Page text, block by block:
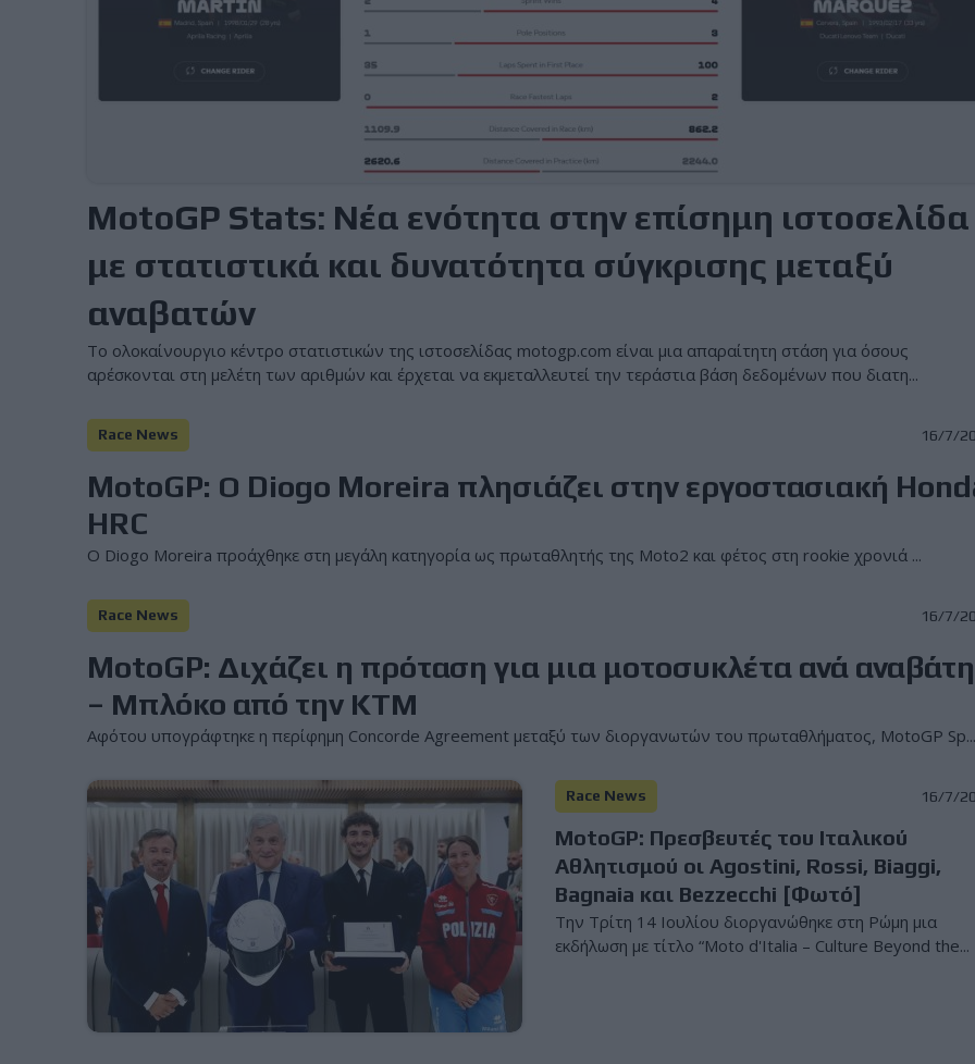
MotoGP Stats: Νέα ενότητα στην επίσημη ιστοσελίδα
με στατιστικά και δυνατότητα σύγκρισης μεταξύ
αναβατών
Το ολοκαίνουργιο κέντρο στατιστικών της ιστοσελίδας motogp.com είναι μια απαραίτητη στάση για όσους
αρέσκονται στη μελέτη των αριθμών και έρχεται να εκμεταλλευτεί την τεράστια βάση δεδομένων που διατη...
Race News 16/7/
MotoGP: Ο Diogo Moreira πλησιάζει στην εργοστασιακή
HRC
Ο Diogo Moreira προάχθηκε στη μεγάλη κατηγορία ως πρωταθλητής της Moto2 και φέτος στη rookie χρονιά ...
Race News 16/7/
MotoGP: Διχάζει η πρόταση για μια μοτοσυκλέτα ανά αναβάτη
– Μπλόκο από την ΚΤΜ
Αφότου υπογράφτηκε η περίφημη Concorde Agreement μεταξύ των διοργανωτών του πρωταθλήματος, MotoGP Sp...
Race News 16/7/
MotoGP: Πρεσβευτές του Ιταλικού
Αθλητισμού οι Agostini, Rossi, Biaggi,
Bagnaia και Bezzecchi [Φωτό]
Την Τρίτη 14 Ιουλίου διοργανώθηκε στη Ρώμη μια
εκδήλωση με τίτλο “Moto d'Italia – Culture Beyond the...